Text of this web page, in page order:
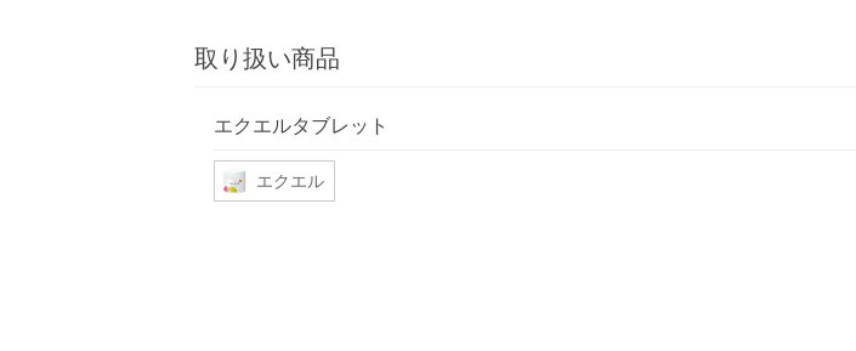
取り扱い商品
エクエルタブレット
エクエル